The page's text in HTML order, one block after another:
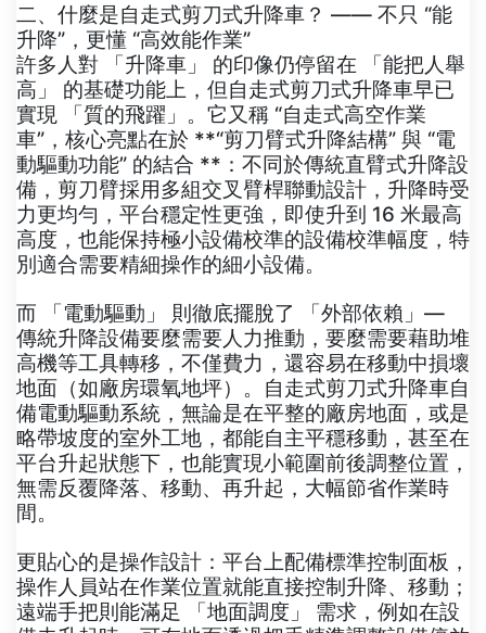
二、什麼是自走式剪刀式升降車？ —— 不只 “能
升降”，更懂 “高效能作業”
許多人對 「升降車」 的印像仍停留在 「能把人舉
高」 的基礎功能上，但自走式剪刀式升降車早已
實現 「質的飛躍」。它又稱 “自走式高空作業
車”，核心亮點在於 **“剪刀臂式升降結構” 與 “電
動驅動功能” 的結合 **：不同於傳統直臂式升降設
備，剪刀臂採用多組交叉臂桿聯動設計，升降時受
力更均勻，平台穩定性更強，即使升到 16 米最高
高度，也能保持極小設備校準的設備校準幅度，特
別適合需要精細操作的細小設備。
而 「電動驅動」 則徹底擺脫了 「外部依賴」—
傳統升降設備要麼需要人力推動，要麼需要藉助堆
高機等工具轉移，不僅費力，還容易在移動中損壞
地面（如廠房環氧地坪）。自走式剪刀式升降車自
備電動驅動系統，無論是在平整的廠房地面，或是
略帶坡度的室外工地，都能自主平穩移動，甚至在
平台升起狀態下，也能實現小範圍前後調整位置，
無需反覆降落、移動、再升起，大幅節省作業時
間。
更貼心的是操作設計：平台上配備標準控制面板，
操作人員站在作業位置就能直接控制升降、移動；
遠端手把則能滿足 「地面調度」 需求，例如在設